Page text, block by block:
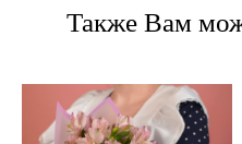
Также Вам